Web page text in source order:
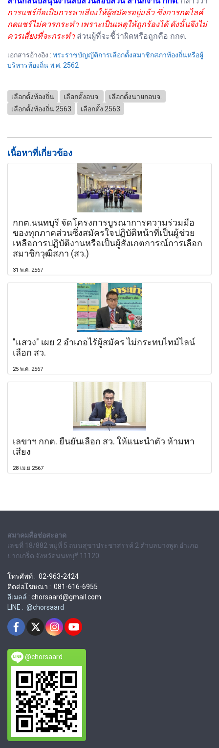
การแชร์ถือเป็นการหาเสียงให้ผู้สมัครอยู่แล้ว ซึ่งการกดไลค์
กดแชร์ไม่ควรกระทำ เพราะเป็นเหตุให้ถูกร้องได้ ดังนั้นจึงไม่
ควรเสี่ยงที่จะกระทำ ส่วนผู้ที่จะชี้ว่าผิดหรือถูกคือ กกต.
เอกสารอ้างอิง : พระราชบัญญัติการเลือกตั้งสมาชิกสภาท้องถิ่นหรือผู้
บริหารท้องถิ่น พ.ศ. 2562
เลือกตั้งท้องถิ่น เลือกตั้งอบจ.
เลือกตั้งนายกอบจ.
เลือกตั้งท้องถิ่น 2563
เลือกตั้ง 2563
เนื้อหาที่เกี่ยวข้อง
กกต.นนทบุรี จัดโครงการบูรณาการความร่วมมือ
ของทุกภาคส่วนซึ่งสมัครใจปฏิบัติหน้าที่เป็นผู้ช่วย
เหลือการปฏิบัติงานหรือเป็นผู้สังเกตการณ์การเลือก
สมาชิกวุฒิสภา (สว.)
31 พ.ค. 2567
"แสวง" เผย 2 อำเภอไร้ผู้สมัคร ไม่กระทบไทม์ไลน์
เลือก สว.
25 พ.ค. 2567
เลขาฯ กกต. ยืนยันเลือก สว. ให้แนะนำตัว ห้ามหา
เสียง
28 เม.ย 2567
สมาคมสื่อช่อสะอาด
เลขที่ 18/882 หมู่ที่ 5 ถนนสุขาประชาสรรค์ 2 ตำบลบางพูด อำเภอ
ปากเกร็ด จังหวัดนนทบุรี 11120
โทรศัพท์ : 02-963-2424
ติดต่อโฆษณา : 081-616-6955
อีเมลล์ : chorsaard@gmail.com
LINE : @chorsaard
@chorsaard